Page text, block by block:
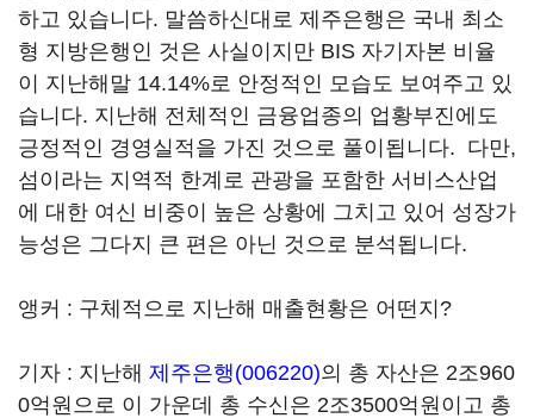
하고 있습니다. 말씀하신대로 제주은행은 국내 최소
형 지방은행인 것은 사실이지만 BIS 자기자본 비율
이 지난해말 14.14%로 안정적인 모습도 보여주고 있
습니다. 지난해 전체적인 금융업종의 업황부진에도
긍정적인 경영실적을 가진 것으로 풀이됩니다. 다만,
섬이라는 지역적 한계로 관광을 포함한 서비스산업
에 대한 여신 비중이 높은 상황에 그치고 있어 성장가
능성은 그다지 큰 편은 아닌 것으로 분석됩니다.
앵커 : 구체적으로 지난해 매출현황은 어떤지?
기자 : 지난해 제주은행(006220)의 총 자산은 2조960
0억원으로 이 가운데 총 수신은 2조3500억원이고 총